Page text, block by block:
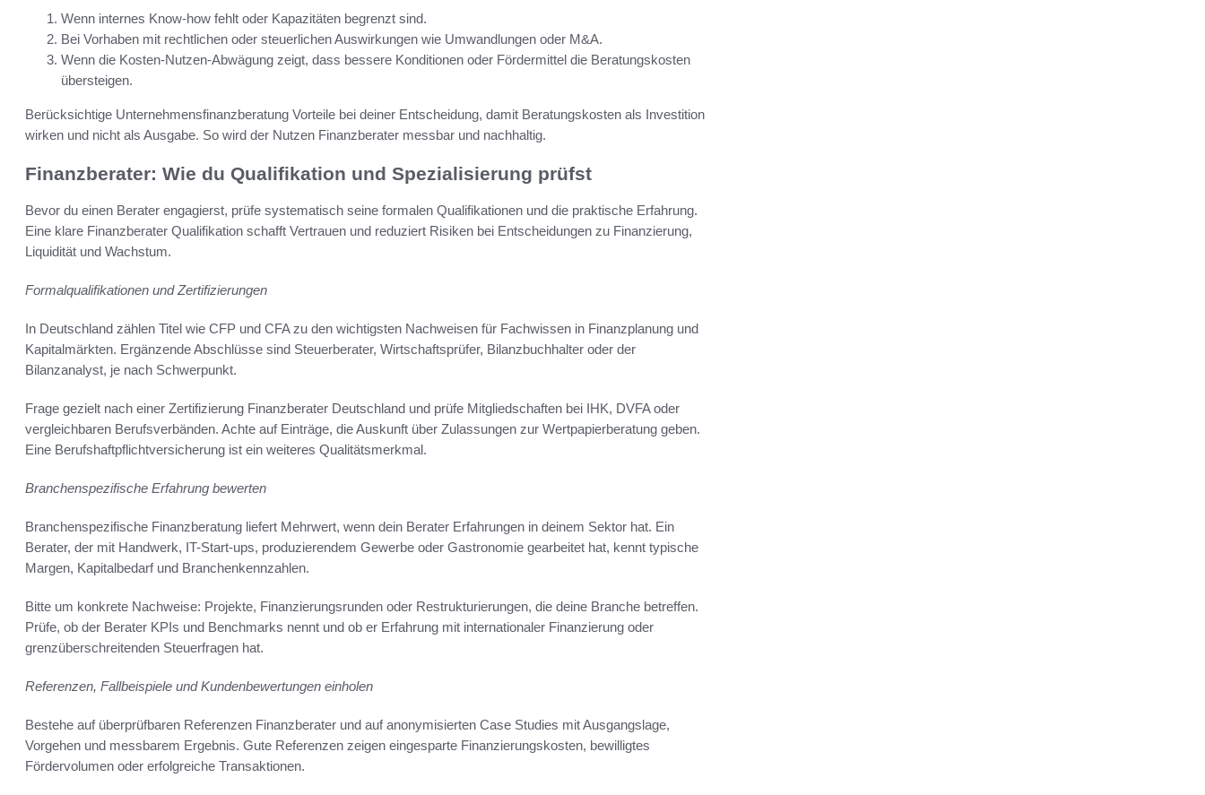
Wenn internes Know-how fehlt oder Kapazitäten begrenzt sind.
Bei Vorhaben mit rechtlichen oder steuerlichen Auswirkungen wie Umwandlungen oder M&A.
Wenn die Kosten-Nutzen-Abwägung zeigt, dass bessere Konditionen oder Fördermittel die Beratungskosten
übersteigen.
Berücksichtige Unternehmensfinanzberatung Vorteile bei deiner Entscheidung, damit Beratungskosten als Investition
wirken und nicht als Ausgabe. So wird der Nutzen Finanzberater messbar und nachhaltig.
Finanzberater: Wie du Qualifikation und Spezialisierung prüfst
Bevor du einen Berater engagierst, prüfe systematisch seine formalen Qualifikationen und die praktische Erfahrung.
Eine klare Finanzberater Qualifikation schafft Vertrauen und reduziert Risiken bei Entscheidungen zu Finanzierung,
Liquidität und Wachstum.
Formalqualifikationen und Zertifizierungen
In Deutschland zählen Titel wie CFP und CFA zu den wichtigsten Nachweisen für Fachwissen in Finanzplanung und
Kapitalmärkten. Ergänzende Abschlüsse sind Steuerberater, Wirtschaftsprüfer, Bilanzbuchhalter oder der
Bilanzanalyst, je nach Schwerpunkt.
Frage gezielt nach einer Zertifizierung Finanzberater Deutschland und prüfe Mitgliedschaften bei IHK, DVFA oder
vergleichbaren Berufsverbänden. Achte auf Einträge, die Auskunft über Zulassungen zur Wertpapierberatung geben.
Eine Berufshaftpflichtversicherung ist ein weiteres Qualitätsmerkmal.
Branchenspezifische Erfahrung bewerten
Branchenspezifische Finanzberatung liefert Mehrwert, wenn dein Berater Erfahrungen in deinem Sektor hat. Ein
Berater, der mit Handwerk, IT-Start-ups, produzierendem Gewerbe oder Gastronomie gearbeitet hat, kennt typische
Margen, Kapitalbedarf und Branchenkennzahlen.
Bitte um konkrete Nachweise: Projekte, Finanzierungsrunden oder Restrukturierungen, die deine Branche betreffen.
Prüfe, ob der Berater KPIs und Benchmarks nennt und ob er Erfahrung mit internationaler Finanzierung oder
grenzüberschreitenden Steuerfragen hat.
Referenzen, Fallbeispiele und Kundenbewertungen einholen
Bestehe auf überprüfbaren Referenzen Finanzberater und auf anonymisierten Case Studies mit Ausgangslage,
Vorgehen und messbarem Ergebnis. Gute Referenzen zeigen eingesparte Finanzierungskosten, bewilligtes
Fördervolumen oder erfolgreiche Transaktionen.